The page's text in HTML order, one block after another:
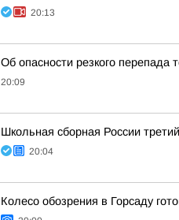
20:13
Об опасности резкого перепада
20:09
Школьная сборная России
20:04
Колесо обозрения в Горсаду